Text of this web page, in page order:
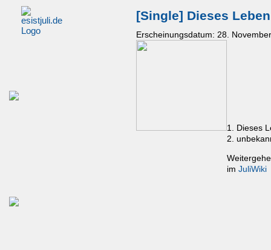
[Single] Dieses
Erscheinungsdatum: 28.
1. Dieses
2.
im JuliWiki